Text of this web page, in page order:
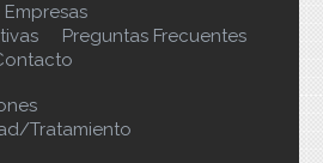
Empresas
Preguntas Frecuentes
Tratamiento